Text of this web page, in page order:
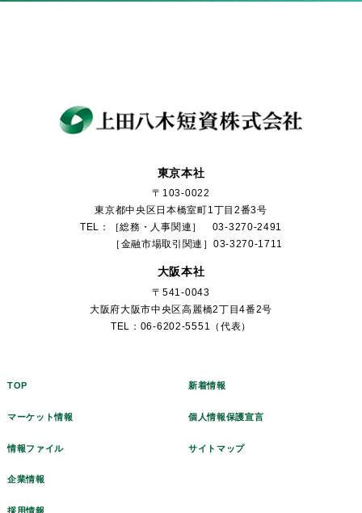
東京本社
〒103-0022
東京都中央区日本橋室町1丁目2番3号
TEL：［総務・人事関連］ 03-3270-2491
［金融市場取引関連］03-3270-1711
大阪本社
〒541-0043
大阪府大阪市中央区高麗橋2丁目4番2号
TEL：06-6202-5551（代表）
TOP
マーケット情報
情報ファイル
企業情報
採用情報
新着情報
個人情報保護宣言
サイトマップ